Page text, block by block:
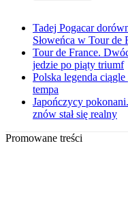
Tadej Pogacar
Słoweńca w Tour de
Tour de France.
jedzie po piąty triumf
Polska legenda
tempa
Japończycy
znów stał się realny
Promowane treści